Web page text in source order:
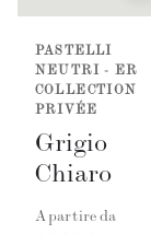
PASTELLI
NEUTRI - ER
COLLECTION
PRIVÉE
Grigio
Chiaro
A partire da